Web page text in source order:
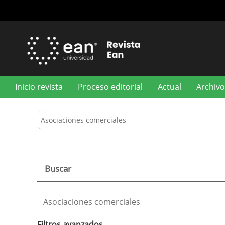
principal
Inicio revista Proceso editorial Actual
Buscar
Buscar
artículos
por